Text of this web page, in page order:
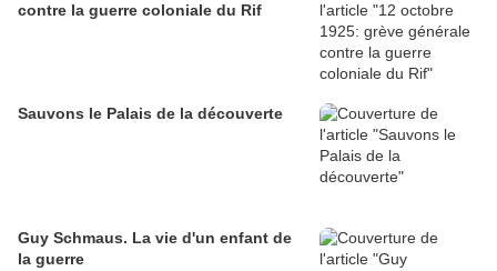
contre la guerre coloniale du Rif
Sauvons le Palais de la découverte
Guy Schmaus. La vie d'un enfant de
la guerre